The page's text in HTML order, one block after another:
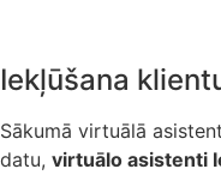
Iekļūšana
Sākumā virtuālā
datu, virtuālo asistenti